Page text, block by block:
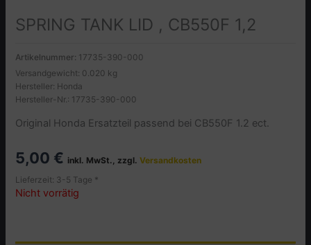
SPRING TANK LID , CB550F 1,2
Artikelnummer: 17735-390-000
Versandgewicht: 0.020 kg
Hersteller: Honda
Hersteller-Nr.: 17735-390-000
Original Honda Ersatzteil passend bei CB550F 1.2 ect.
5,00 € inkl. MwSt., zzgl.Versandkosten
Lieferzeit: 3-5 Tage *
Nicht vorrätig